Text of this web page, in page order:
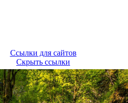
Ссылки для сайтов
Скрыть ссылки